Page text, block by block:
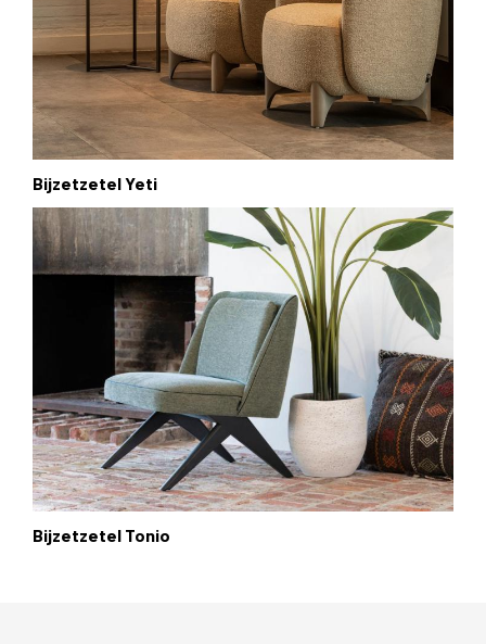
Bijzetzetel Yeti
Bijzetzetel Tonio